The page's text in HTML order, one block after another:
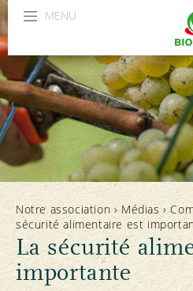
MENU
Notre association › Médias›
sécurité alimentaire est
La sécurité
importante